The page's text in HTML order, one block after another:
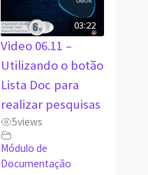
03:22
Video 06.11 –
Utilizando o botão
Lista Doc para
realizar pesquisas
5views
Módulo de
Documentação